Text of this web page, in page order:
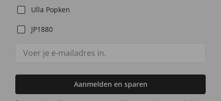
Ulla Popken
JP1880
Aanmelden en sparen